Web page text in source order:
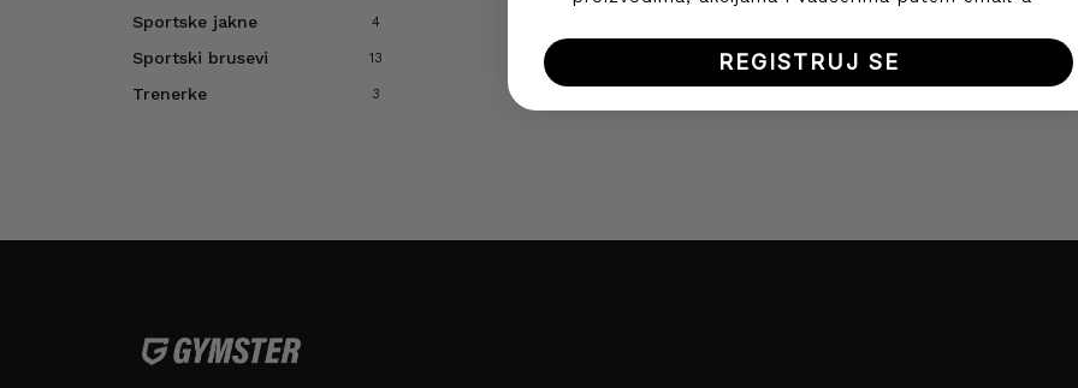
Sportske jakne 4
Sportski brusevi 13
Trenerke 3
REGISTRUJ SE